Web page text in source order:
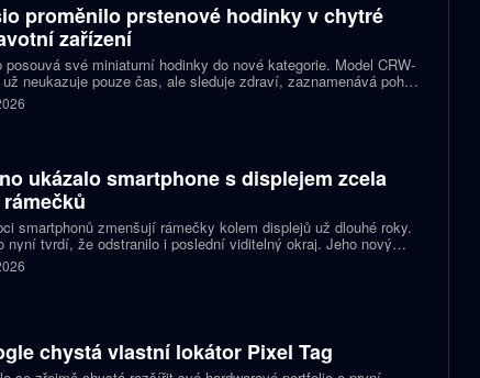
proměnilo prstenové hodinky v chytré
zařízení
posouvá své miniaturní hodinky do nové kategorie. Model CRW-
už neukazuje pouze čas, ale sleduje zdraví, zaznamenává pohyb
na dění v telefonu. Celokovový prsten tak spojuje digitální
šperk a chytré zařízení, které může uživatel nosit po celý den.
ukázalo smartphone s displejem zcela
rámečků
smartphonů zmenšují rámečky kolem displejů už dlouhé roky.
nyní tvrdí, že odstranilo i poslední viditelný okraj. Jeho nový
nabízí obrazovku s rámečkem širokým přesně nula milimetrů.
chystá vlastní lokátor Pixel Tag